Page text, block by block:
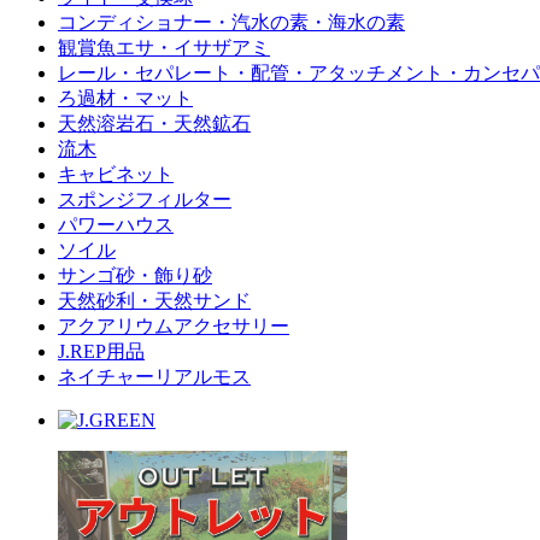
コンディショナー・汽水の素・海水の素
観賞魚エサ・イサザアミ
レール・セパレート・配管・アタッチメント・カンセ
ろ過材・マット
天然溶岩石・天然鉱石
流木
キャビネット
スポンジフィルター
パワーハウス
ソイル
サンゴ砂・飾り砂
天然砂利・天然サンド
アクアリウムアクセサリー
J.REP用品
ネイチャーリアルモス